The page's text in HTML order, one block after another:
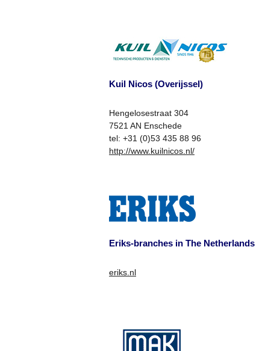
Kuil Nicos (Overijssel)
Hengelosestraat 304
7521 AN Enschede
tel: +31 (0)53 435 88 96
http://www.kuilnicos.nl/
Eriks-branches in The Netherlands
eriks.nl